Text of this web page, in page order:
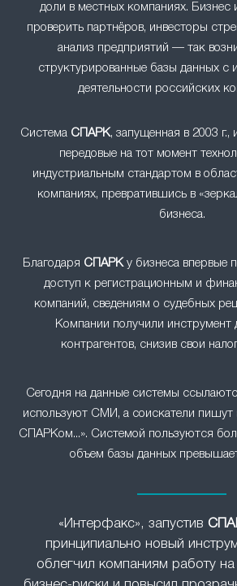
доли в местных компаниях. Бизнес
проверить партнёров, инвесторы
анализ предприятий — так
структурированные базы данных с
деятельности российских
Система СПАРК, запущенная в 2003 г.,
передовые на тот момент
индустриальным стандартом в
компаниях, превратившись в
бизнеса.
Благодаря СПАРКу бизнеса впервые
доступ к регистрационным и
компаний, сведениям о судебных
Компании получили инструмент
контрагентов, снизив свои
Сегодня на данные системы
используют СМИ, а соискатели
СПАРКом...». Системой пользуются
объем базы данных
«Интерфакс», запустив
принципиально новый
облегчил компаниям работу